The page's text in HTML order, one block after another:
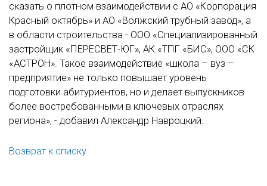
сказать о плотном взаимодействии с АО «Корпорация
Красный октябрь» и АО «Волжский трубный завод», а
в области строительства - ООО «Специализированный
застройщик «ПЕРЕСВЕТ-ЮГ», АК «ТПГ «БИС», ООО «СК
«АСТРОН». Такое взаимодействие «школа – вуз –
предприятие» не только повышает уровень
подготовки абитуриентов, но и делает выпускников
более востребованными в ключевых отраслях
региона», - добавил Александр Навроцкий.
Возврат к списку